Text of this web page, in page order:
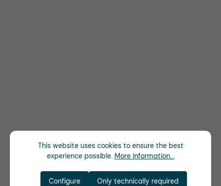
This website uses cookies to ensure the best
experience possible. More information...
Only technically required
Configure